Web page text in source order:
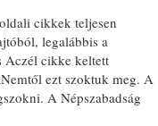
cikkek teljesen
legalábbis a
Aczél cikke keltett
ezt szoktuk meg. A
A Népszabadság